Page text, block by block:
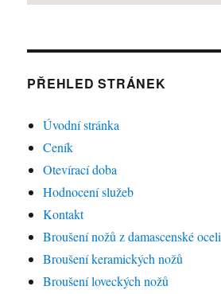
PŘEHLED STRÁNEK
Úvodní stránka
Ceník
Otevírací doba
Hodnocení služeb
Kontakt
Broušení nožů z damascenské oceli
Broušení keramických nožů
Broušení loveckých nožů